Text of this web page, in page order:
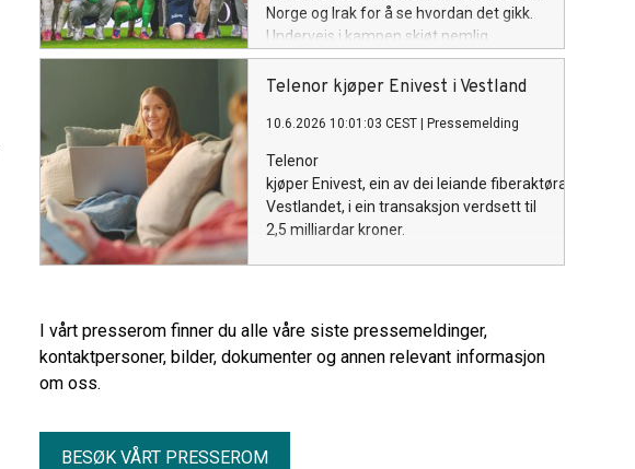
Norge og Irak for å se hvordan det gikk.
Underveis i kampen skjøt nemlig
mobildatatrafikken i været – fire ganger.
Telenor kjøper Enivest i Vestland
10.6.2026 10:01:03 CEST Pressemelding
Telenor
kjøper Enivest, ein av dei leiande fiberaktørane på
Vestlandet, i ein transaksjon verdsett til
2,5 milliardar kroner.
I vårt presserom finner du alle våre siste pressemeldinger,
kontaktpersoner, bilder, dokumenter og annen relevant informasjon
om oss.
BESØK VÅRT PRESSEROM